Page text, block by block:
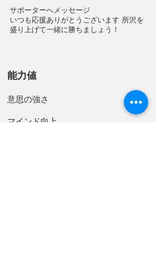
サポーターへメッセージ
いつも応援ありがとうございます 所沢を
盛り上げて一緒に勝ちましょう！
能力値
意思の強さ
​マインド向上